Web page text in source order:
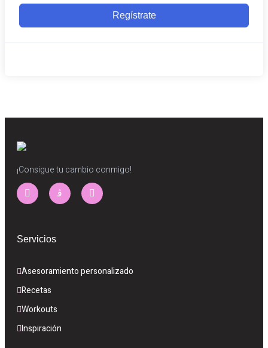
Regístrate
¡Consigue tu cambio conmigo!
Servicios
Asesoramiento personalizado
Recetas
Workouts
Inspiración